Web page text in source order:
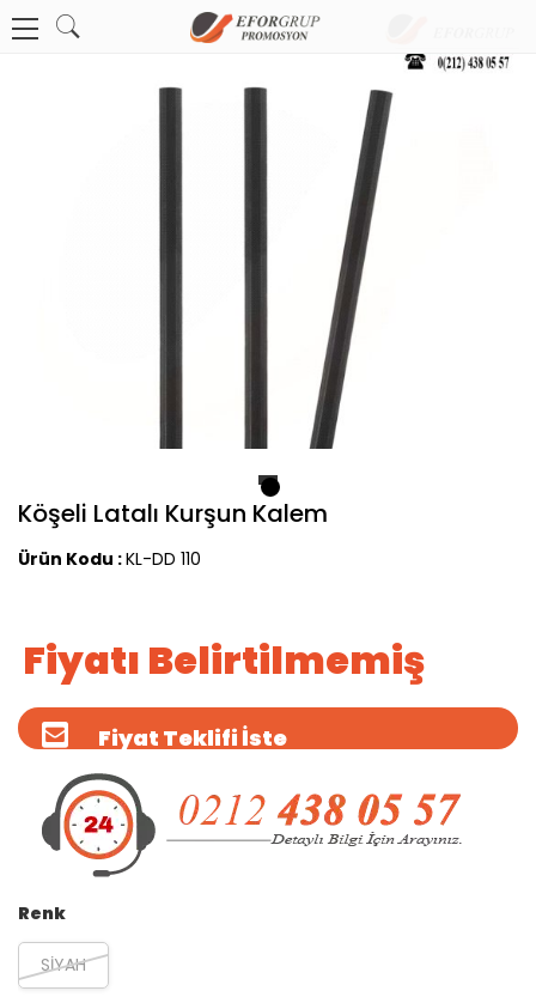
Köşeli Latalı Kurşun Kalem
Ürün Kodu :KL-DD 110
Fiyatı Belirtilmemiş
Fiyat Teklifi İste
Renk
SİYAH